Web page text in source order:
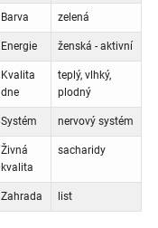
Barva zelená
Energie ženská - aktivní
Kvalita
dne
teplý, vlhký,
plodný
Systém nervový systém
Živná
kvalita
sacharidy
Zahrada list